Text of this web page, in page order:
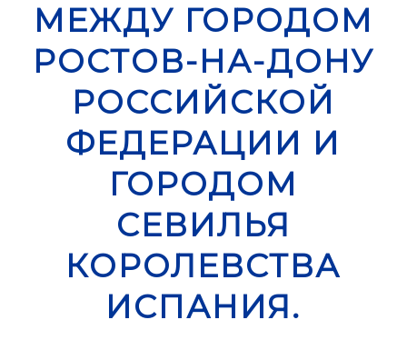
МЕЖДУ ГОРОДОМ
РОСТОВ-НА-ДОНУ
РОССИЙСКОЙ
ФЕДЕРАЦИИ И
ГОРОДОМ
СЕВИЛЬЯ
КОРОЛЕВСТВА
ИСПАНИЯ.